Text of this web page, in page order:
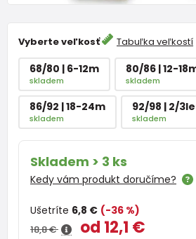
Vyberte veľkosť Tabuľka veľkostí
68/80 | 6-12m
skladem
80/86 | 12-
skladem
86/92 | 18-24m
skladem
92/98 | 2/
skladem
Skladem > 3 ks
Kedy vám produkt doručíme?
Ušetríte 6,8 € (-36 %)
18,8 € od 12,1 €